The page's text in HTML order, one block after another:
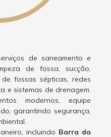
de saneamento e
de fossa, sucção,
fossas sépticas, redes
e sistemas de drenagem.
modernos, equipe
garantindo segurança,
incluindo Barra da